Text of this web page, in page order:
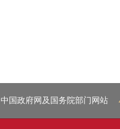
中国政府网及国务院部门网站